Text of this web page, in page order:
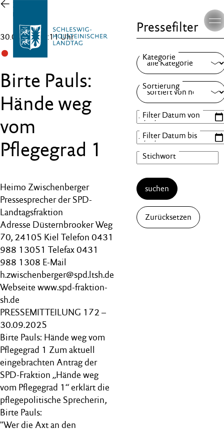
Zur
Übersicht
30.09.25 , 15:11 Uhr
Birte Pauls:
Hände weg
vom
Pflegegrad 1
Heimo Zwischenberger
Pressesprecher der SPD-
Landtagsfraktion
Adresse Düsternbrooker Weg
70, 24105 Kiel Telefon 0431
988 13051 Telefax 0431
988 1308 E-Mail
h.zwischenberger@spd.ltsh.de
Webseite www.spd-fraktion-
sh.de
PRESSEMITTEILUNG 172 –
30.09.2025
Birte Pauls: Hände weg vom
Pflegegrad 1 Zum aktuell
eingebrachten Antrag der
SPD-Fraktion „Hände weg
vom Pflegegrad 1“ erklärt die
pflegepolitische Sprecherin,
Birte Pauls:
"Wer die Axt an den
Pressefilter
suchen
Zurücksetzen